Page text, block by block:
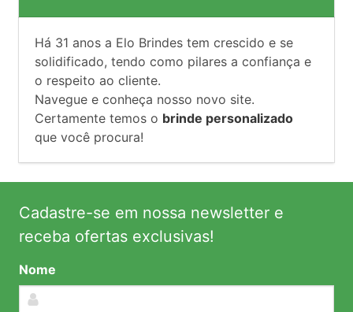
Há 31 anos a Elo Brindes tem crescido e se
solidificado, tendo como pilares a confiança e
o respeito ao cliente.
Navegue e conheça nosso novo site.
Certamente temos o brinde personalizado
que você procura!
Cadastre-se em nossa newsletter e
receba ofertas exclusivas!
Nome